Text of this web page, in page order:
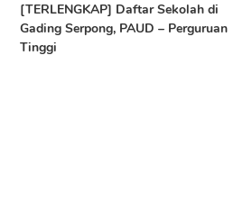
[TERLENGKAP] Daftar Sekolah di
Gading Serpong, PAUD – Perguruan
Tinggi